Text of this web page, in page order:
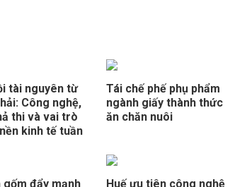
tài nguyên từ
Công nghệ,
thi và vai trò
kinh tế tuần
Tái chế phế phụ phẩm
ngành giấy thành thức
ăn chăn nuôi
gốm đẩy mạnh Huế ưu tiên công nghệ